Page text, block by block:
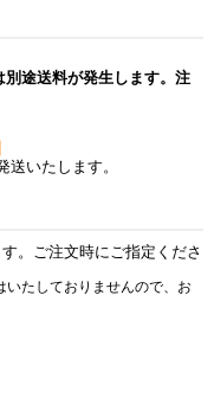
途送料が発生します。注
いたします。
。ご注文時にご指定くださ
たしておりませんので、お